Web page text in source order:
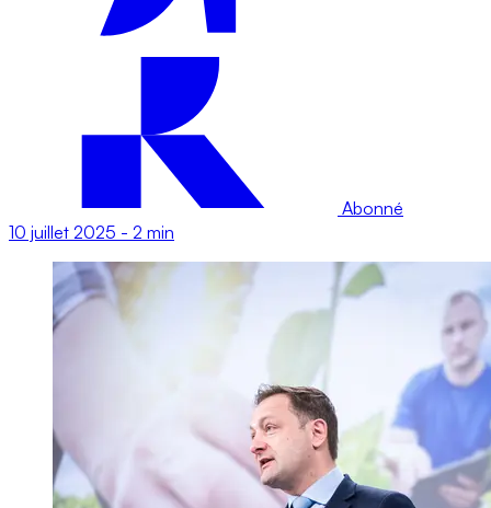
Abonné
10 juillet 2025 - 2 min